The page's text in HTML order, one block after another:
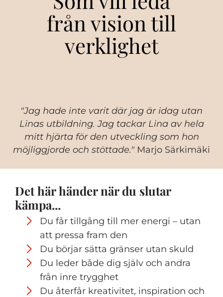
från vision till
verklighet
"Jag hade inte varit där jag är idag utan
Linas utbildning. Jag tackar Lina av hela
mitt hjärta för den utveckling som hon
möjliggjorde och stöttade." Marjo Särkimäki
Det här händer när du slutar
kämpa...
Du får tillgång till mer energi – utan
att pressa fram den
Du börjar sätta gränser utan skuld
Du leder både dig själv och andra
från inre trygghet
Du återfår kreativitet, inspiration och